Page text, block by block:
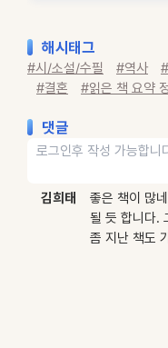
해시태그
#시/소설/수필 #역사
#결혼
#읽은 책 요약
댓글
김희태
좋은 책이 많
될 듯 합니다.
좀 지난 책도